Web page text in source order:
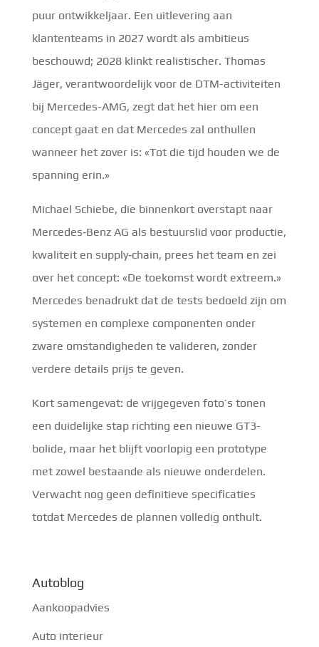
puur ontwikkeljaar. Een uitlevering aan
klantenteams in 2027 wordt als ambitieus
beschouwd; 2028 klinkt realistischer. Thomas
Jäger, verantwoordelijk voor de DTM-activiteiten
bij Mercedes-AMG, zegt dat het hier om een
concept gaat en dat Mercedes zal onthullen
wanneer het zover is: «Tot die tijd houden we de
spanning erin.»
Michael Schiebe, die binnenkort overstapt naar
Mercedes‑Benz AG als bestuurslid voor productie,
kwaliteit en supply‑chain, prees het team en zei
over het concept: «De toekomst wordt extreem.»
Mercedes benadrukt dat de tests bedoeld zijn om
systemen en complexe componenten onder
zware omstandigheden te valideren, zonder
verdere details prijs te geven.
Kort samengevat: de vrijgegeven foto’s tonen
een duidelijke stap richting een nieuwe GT3-
bolide, maar het blijft voorlopig een prototype
met zowel bestaande als nieuwe onderdelen.
Verwacht nog geen definitieve specificaties
totdat Mercedes de plannen volledig onthult.
Autoblog
Aankoopadvies
Auto interieur